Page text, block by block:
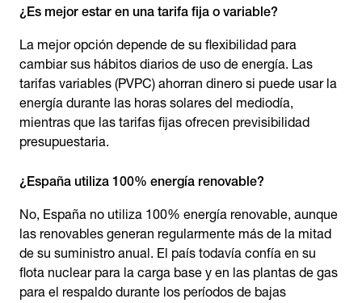
¿Es mejor estar en una tarifa fija o variable?
La mejor opción depende de su flexibilidad para
cambiar sus hábitos diarios de uso de energía. Las
tarifas variables (PVPC) ahorran dinero si puede usar la
energía durante las horas solares del mediodía,
mientras que las tarifas fijas ofrecen previsibilidad
presupuestaria.
¿España utiliza 100% energía renovable?
No, España no utiliza 100% energía renovable, aunque
las renovables generan regularmente más de la mitad
de su suministro anual. El país todavía confía en su
flota nuclear para la carga base y en las plantas de gas
para el respaldo durante los períodos de bajas